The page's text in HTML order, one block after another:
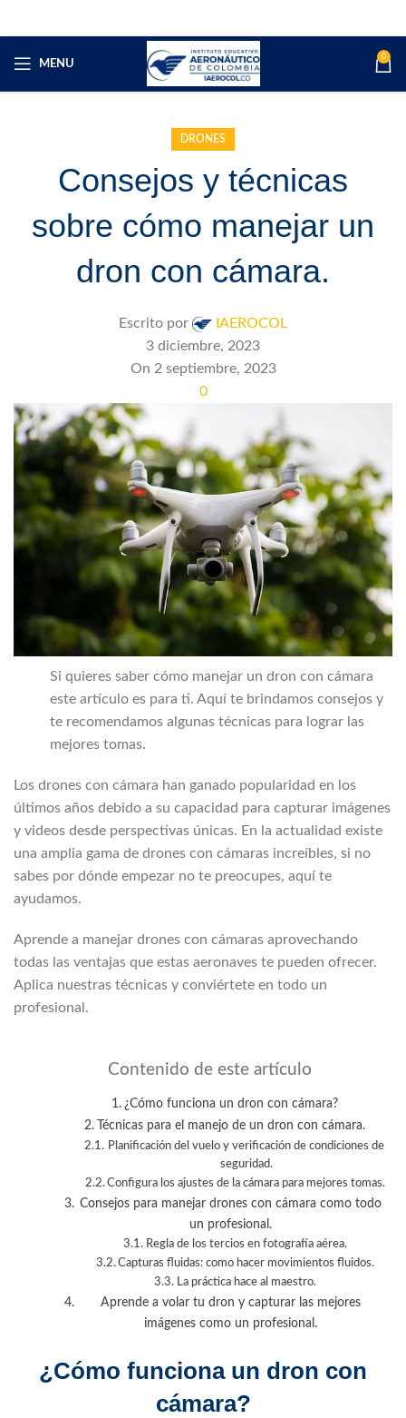
MENU
0
DRONES
Consejos y técnicas
sobre cómo manejar un
dron con cámara.
Escrito por
IAEROCOL
3 diciembre, 2023
On 2 septiembre, 2023
0
Si quieres saber cómo manejar un dron con cámara
este artículo es para ti. Aquí te brindamos consejos y
te recomendamos algunas técnicas para lograr las
mejores tomas.
Los drones con cámara han ganado popularidad en los
últimos años debido a su capacidad para capturar imágenes
y videos desde perspectivas únicas. En la actualidad existe
una amplia gama de drones con cámaras increíbles, si no
sabes por dónde empezar no te preocupes, aquí te
ayudamos.
Aprende a manejar drones con cámaras aprovechando
todas las ventajas que estas aeronaves te pueden ofrecer.
Aplica nuestras técnicas y conviértete en todo un
profesional.
Contenido de este artículo
¿Cómo funciona un dron con cámara?
Técnicas para el manejo de un dron con cámara.
Planificación del vuelo y verificación de condiciones de
seguridad.
Configura los ajustes de la cámara para mejores tomas.
Consejos para manejar drones con cámara como todo
un profesional.
Regla de los tercios en fotografía aérea.
Capturas fluidas: como hacer movimientos fluidos.
La práctica hace al maestro.
Aprende a volar tu dron y capturar las mejores
imágenes como un profesional.
¿Cómo funciona un dron con
cámara?